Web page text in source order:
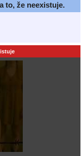
to, že neexistuje.